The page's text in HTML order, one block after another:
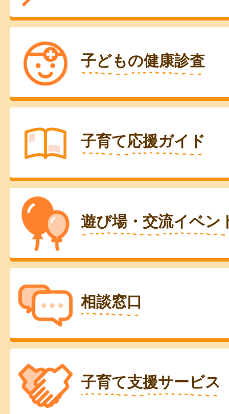
子どもの健康診査
子育て応援ガイド
遊び場・交流イベン
相談窓口
子育て支援サービス